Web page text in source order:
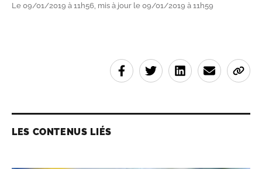
Le 09/01/2019 à 11h56, mis à jour le 09/01/2019 à 11h59
LES CONTENUS LIÉS